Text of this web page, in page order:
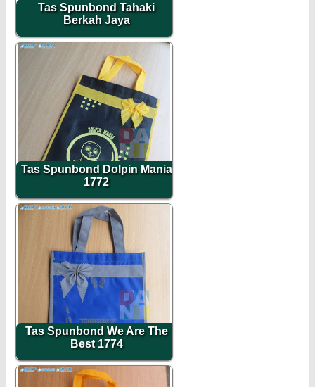
Tas Spunbond Tahaki
Berkah Jaya
Tas Spunbond Dolpin Mania
1772
Tas Spunbond We Are The
Best 1774